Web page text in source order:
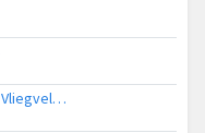
Politiehelikopter naar Amsterdam Vliegveld Schiphol